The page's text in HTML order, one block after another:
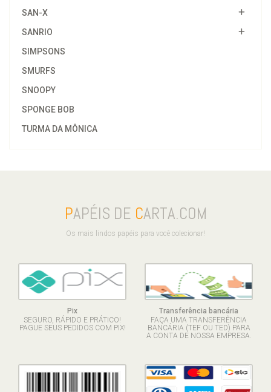
SAN-X
SANRIO
SIMPSONS
SMURFS
SNOOPY
SPONGE BOB
TURMA DA MÔNICA
PAPÉIS DE CARTA.COM
Os mais lindos papéis para você colecionar!
Pix
SEGURO, RÁPIDO E PRÁTICO!
PAGUE SEUS PEDIDOS COM PIX!
Transferência bancária
FAÇA UMA TRANSFERÊNCIA
BANCÁRIA (TEF OU TED) PARA
A CONTA DE NOSSA EMPRESA.